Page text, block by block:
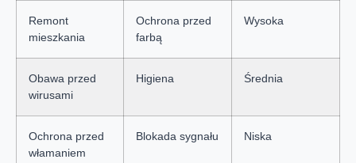
Remont
mieszkania
Ochrona przed
farbą
Wysoka
Obawa przed
wirusami
Higiena Średnia
Ochrona przed
włamaniem
Blokada sygnału Niska